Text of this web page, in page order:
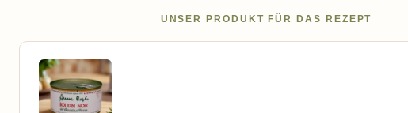
UNSER PRODUKT FÜR DAS REZEPT